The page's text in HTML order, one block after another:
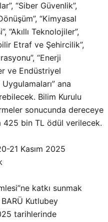
“Siber Güvenlik”,
“Kimyasal
“Akıllı Teknolojiler”,
Etraf ve Şehircilik”,
“Enerji
ve Endüstriyel
Uygulamaları” ana
Bilim Kurulu
sonucunda dereceye
bin TL ödül verilecek.
21 Kasım 2025
katkı sunmak
Kutlubey
tarihlerinde